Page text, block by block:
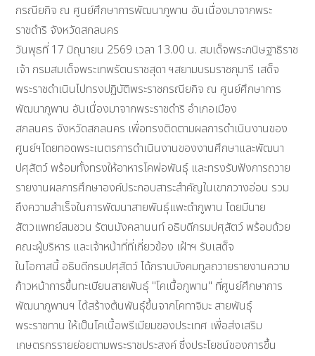
กรณียกิจ ณ ศูนย์ศึกษาการพัฒนาภูพาน อันเนื่องมาจากพระ
ราชดำริ จังหวัดสกลนคร
วันพุธที่ 17 มิถุนายน 2569 เวลา 13.00 น. สมเด็จพระกนิษฐาธิราช
เจ้า กรมสมเด็จพระเทพรัตนราชสุดา ฯสยามบรมราชกุมารี เสด็จ
พระราชดำเนินไปทรงปฏิบัติพระราชกรณียกิจ ณ ศูนย์ศึกษาการ
พัฒนาภูพาน อันเนื่องมาจากพระราชดำริ อำเภอเมือง
สกลนคร จังหวัดสกลนคร เพื่อทรงติดตามผลการดำเนินงานของ
ศูนย์ฯโดยทอดพระเนตรการดำเนินงานของงานศึกษาและพัฒนา
ปศุสัตว์ พร้อมทั้งทรงให้อาหารโคพ่อพันธุ์ และทรงรับฟังการถวาย
รายงานผลการศึกษาองค์ประกอบสาระสำคัญในเขากวางอ่อน รวม
ถึงความสำเร็จในการพัฒนาสายพันธุ์แพะดำภูพาน โดยมีนาย
สัตวแพทย์สมชวน รัตนมังคลานนท์ อธิบดีกรมปศุสัตว์ พร้อมด้วย
คณะผู้บริหาร และเจ้าหน้าที่ที่เกี่ยวข้อง เฝ้าฯ รับเสด็จ
ในโอกาสนี้ อธิบดีกรมปศุสัตว์ ได้กราบบังคมทูลถวายรายงานความ
ก้าวหน้าการขึ้นทะเบียนสายพันธุ์ "โคเนื้อภูพาน" ที่ศูนย์ศึกษาการ
พัฒนาภูพานฯ ได้สร้างต้นพันธุ์ขึ้นจากโคทาจิมะ สายพันธุ์
พระราชทาน ให้เป็นโคเนื้อพรีเมียมของประเทศ เพื่อส่งเสริม
เกษตรกรรายย่อยตามพระราชประสงค์ ซึ่งประโยชน์ของการขึ้น